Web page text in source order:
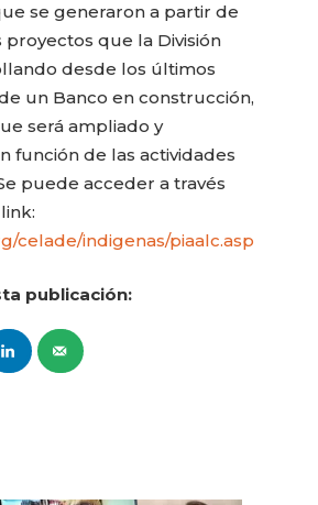
se generaron a partir de
que la División
desde los últimos
un Banco en construcción,
será ampliado y
función de las actividades
puede acceder a través
celade/indigenas/piaalc.asp
publicación: